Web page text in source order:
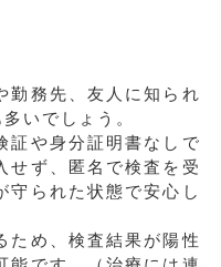
勤務先、友人に知られ
いでしょう。
証や身分証明書なしで
せず、匿名で検査を受
守られた状態で安心し
ため、検査結果が陽性